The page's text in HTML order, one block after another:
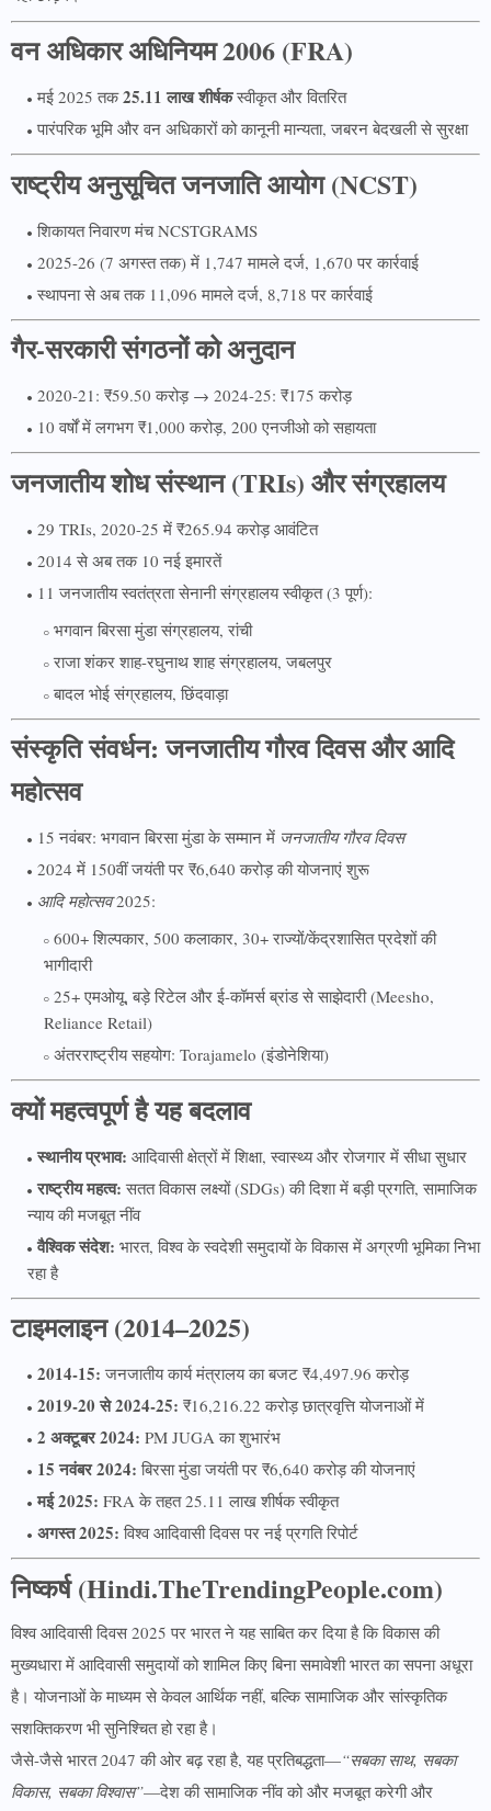
वन अधिकार अधिनियम 2006 (FRA)
मई 2025 तक25.11 लाख शीर्षकस्वीकृत और वितरित
पारंपरिक भूमि और वन अधिकारों को कानूनी मान्यता, जबरन बेदखली से सुरक्षा
राष्ट्रीय अनुसूचित जनजाति आयोग (NCST)
शिकायत निवारण मंच NCSTGRAMS
2025-26 (7 अगस्त तक) में 1,747 मामले दर्ज, 1,670 पर कार्रवाई
स्थापना से अब तक 11,096 मामले दर्ज, 8,718 पर कार्रवाई
गैर-सरकारी संगठनों को अनुदान
2020-21: ₹59.50 करोड़ → 2024-25: ₹175 करोड़
10 वर्षों में लगभग ₹1,000 करोड़, 200 एनजीओ को सहायता
जनजातीय शोध संस्थान (TRIs) और संग्रहालय
29 TRIs, 2020-25 में ₹265.94 करोड़ आवंटित
2014 से अब तक 10 नई इमारतें
11 जनजातीय स्वतंत्रता सेनानी संग्रहालय स्वीकृत (3 पूर्ण):
भगवान बिरसा मुंडा संग्रहालय, रांची
राजा शंकर शाह-रघुनाथ शाह संग्रहालय, जबलपुर
बादल भोई संग्रहालय, छिंदवाड़ा
संस्कृति संवर्धन: जनजातीय गौरव दिवस और आदि
महोत्सव
15 नवंबर: भगवान बिरसा मुंडा के सम्मान में जनजातीय गौरव दिवस
2024 में 150वीं जयंती पर ₹6,640 करोड़ की योजनाएं शुरू
आदि महोत्सव2025:
600+ शिल्पकार, 500 कलाकार, 30+ राज्यों/केंद्रशासित प्रदेशों की
भागीदारी
25+ एमओयू, बड़े रिटेल और ई-कॉमर्स ब्रांड से साझेदारी (Meesho,
Reliance Retail)
अंतरराष्ट्रीय सहयोग: Torajamelo (इंडोनेशिया)
क्यों महत्वपूर्ण है यह बदलाव
स्थानीय प्रभाव: आदिवासी क्षेत्रों में शिक्षा, स्वास्थ्य और रोजगार में सीधा सुधार
राष्ट्रीय महत्व: सतत विकास लक्ष्यों (SDGs) की दिशा में बड़ी प्रगति, सामाजिक
न्याय की मजबूत नींव
वैश्विक संदेश: भारत, विश्व के स्वदेशी समुदायों के विकास में अग्रणी भूमिका निभा
रहा है
टाइमलाइन (2014–2025)
2014-15: जनजातीय कार्य मंत्रालय का बजट ₹4,497.96 करोड़
2019-20 से 2024-25: ₹16,216.22 करोड़ छात्रवृत्ति योजनाओं में
2 अक्टूबर 2024: PM JUGA का शुभारंभ
15 नवंबर 2024: बिरसा मुंडा जयंती पर ₹6,640 करोड़ की योजनाएं
मई 2025: FRA के तहत 25.11 लाख शीर्षक स्वीकृत
अगस्त 2025: विश्व आदिवासी दिवस पर नई प्रगति रिपोर्ट
निष्कर्ष (Hindi.TheTrendingPeople.com)
विश्व आदिवासी दिवस 2025 पर भारत ने यह साबित कर दिया है कि विकास की
मुख्यधारा में आदिवासी समुदायों को शामिल किए बिना समावेशी भारत का सपना अधूरा
है। योजनाओं के माध्यम से केवल आर्थिक नहीं, बल्कि सामाजिक और सांस्कृतिक
सशक्तिकरण भी सुनिश्चित हो रहा है।
जैसे-जैसे भारत 2047 की ओर बढ़ रहा है, यह प्रतिबद्धता—“सबका साथ, सबका
विकास, सबका विश्वास”—देश की सामाजिक नींव को और मजबूत करेगी और